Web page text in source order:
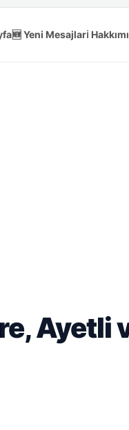
🆕 Yeni Mesajlarℹ️
Ayetli